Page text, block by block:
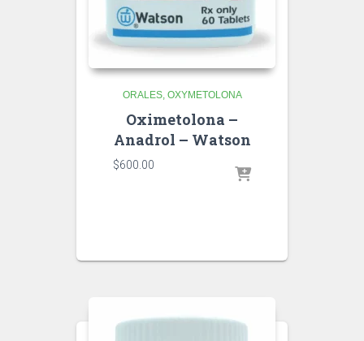
ORALES OXYMETOLONA
Oximetolona –
Anadrol – Watson
$600.00